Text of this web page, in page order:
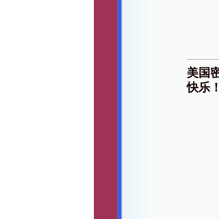
美国
快乐